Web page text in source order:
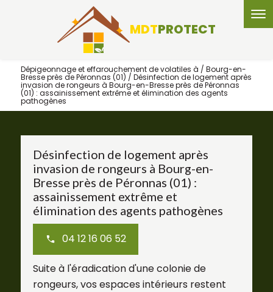
MDTPROTECT
Dépigeonnage et effarouchement de volatiles à / Bourg-en-
Bresse près de Péronnas (01) / Désinfection de logement après
invasion de rongeurs à Bourg-en-Bresse près de Péronnas
(01) : assainissement extrême et élimination des agents
pathogènes
Désinfection de logement après
invasion de rongeurs à Bourg-en-
Bresse près de Péronnas (01) :
assainissement extrême et
élimination des agents pathogènes
04 12 16 06 52
Suite à l'éradication d'une colonie de
rongeurs, vos espaces intérieurs restent
Panneau de gestion des cookies